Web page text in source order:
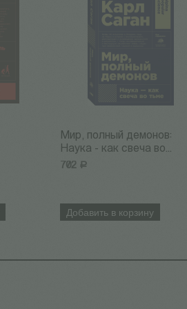
Мир, полный демонов:
Наука - как свеча во...
702 Р
Добавить в корзину